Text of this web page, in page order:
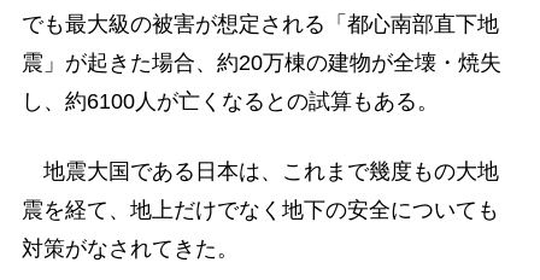
でも最大級の被害が想定される「都心南部直下地
震」が起きた場合、約20万棟の建物が全壊・焼失
し、約6100人が亡くなるとの試算もある。
地震大国である日本は、これまで幾度もの大地
震を経て、地上だけでなく地下の安全についても
対策がなされてきた。